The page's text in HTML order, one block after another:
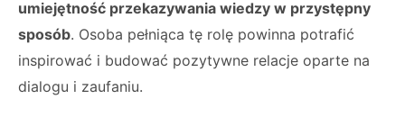
umiejętność przekazywania wiedzy w przystępny
sposób. Osoba pełniąca tę rolę powinna potrafić
inspirować i budować pozytywne relacje oparte na
dialogu i zaufaniu.